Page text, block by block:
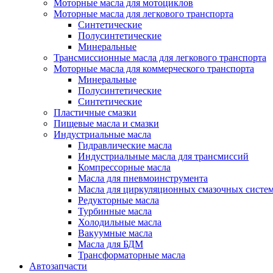
Моторные масла для мотоциклов
Моторные масла для легкового транспорта
Синтетические
Полусинтетические
Минеральные
Трансмиссионные масла для легкового транспорта
Моторные масла для коммерческого транспорта
Минеральные
Полусинтетические
Синтетические
Пластичные смазки
Пищевые масла и смазки
Индустриальные масла
Гидравлические масла
Индустриальные масла для трансмиссий
Компрессорные масла
Масла для пневмоинструмента
Масла для циркуляционных смазочных
Редукторные масла
Турбинные масла
Холодильные масла
Вакуумные масла
Масла для БДМ
Трансформаторные масла
Автозапчасти